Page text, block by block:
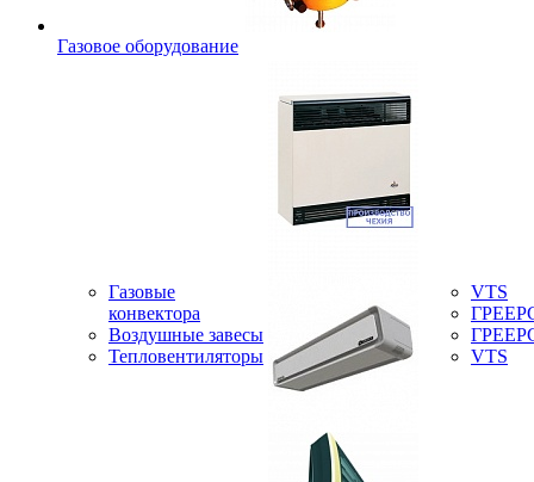
Газовое оборудование
Газовые
конвектора
Воздушные завесы
Тепловентиляторы
VTS
VTS